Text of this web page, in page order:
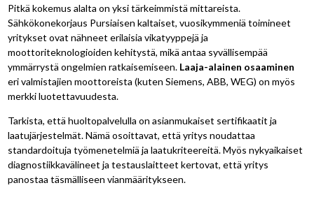
Pitkä kokemus alalta on yksi tärkeimmistä mittareista.
Sähkökonekorjaus Pursiaisen kaltaiset, vuosikymmeniä toimineet
yritykset ovat nähneet erilaisia vikatyyppejä ja
moottoriteknologioiden kehitystä, mikä antaa syvällisempää
ymmärrystä ongelmien ratkaisemiseen. Laaja-alainen osaaminen
eri valmistajien moottoreista (kuten Siemens, ABB, WEG) on myös
merkki luotettavuudesta.
Tarkista, että huoltopalvelulla on asianmukaiset sertifikaatit ja
laatujärjestelmät. Nämä osoittavat, että yritys noudattaa
standardoituja työmenetelmiä ja laatukriteereitä. Myös nykyaikaiset
diagnostiikkavälineet ja testauslaitteet kertovat, että yritys
panostaa täsmälliseen vianmääritykseen.